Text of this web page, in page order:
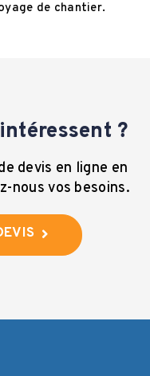
de chantier.
?
devis en ligne en
nous vos besoins.